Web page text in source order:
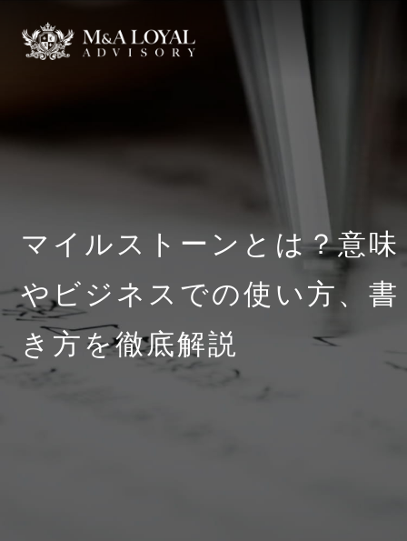
マイルストーンとは？意味
やビジネスでの使い方、書
き方を徹底解説